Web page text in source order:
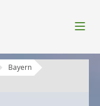
Bayern